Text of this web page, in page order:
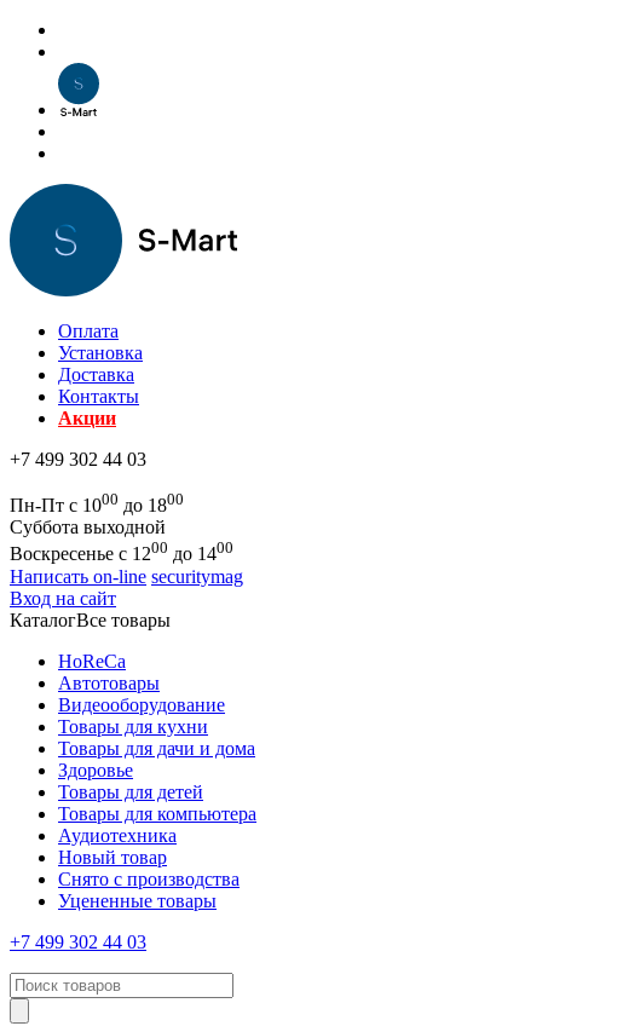
Оплата
Установка
Доставка
Контакты
Акции
+7 499 302 44 03
Пн-Пт с 1000 до 1800
Суббота выходной
Воскресенье с 1200 до 1400
Написать on-line securitymag
Вход на сайт
КаталогВсе товары
HoReCa
Автотовары
Видеооборудование
Товары для кухни
Товары для дачи и дома
Здоровье
Товары для детей
Товары для компьютера
Аудиотехника
Новый товар
Снято с производства
Уцененные товары
+7 499 302 44 03